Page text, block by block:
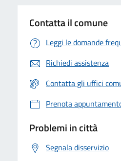
Contatta il comune
Leggi le domande
Richiedi assistenza
Contatta gli uffici
Prenota
Problemi in città
Segnala disservizio